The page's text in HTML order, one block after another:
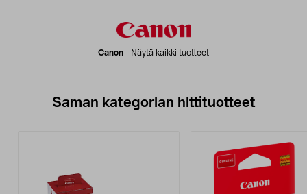
Canon - Näytä kaikki tuotteet
Saman kategorian hittituotteet